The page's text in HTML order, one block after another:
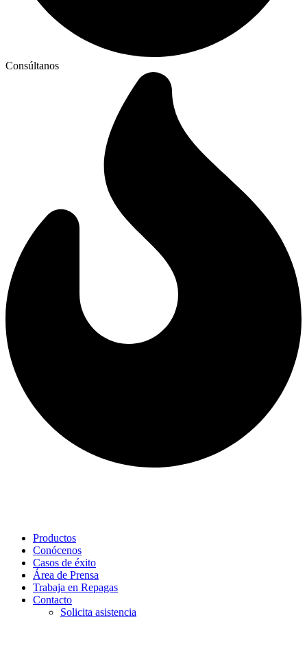
Consúltanos
Productos
Conócenos
Casos de éxito
Área de Prensa
Trabaja en Repagas
Contacto
Solicita asistencia